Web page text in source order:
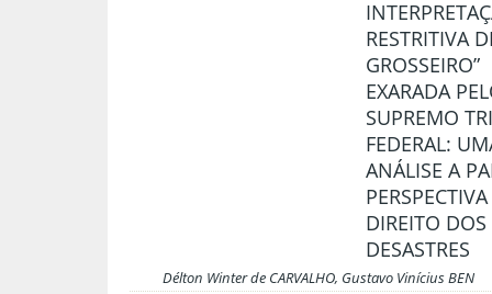
RESTRITIVA
GROSSEIRO”
EXARADA
SUPREMO
FEDERAL:
ANÁLISE A
DIREITO DOS
DESASTRES
Délton Winter de CARVALHO, Gustavo Vinícius BEN